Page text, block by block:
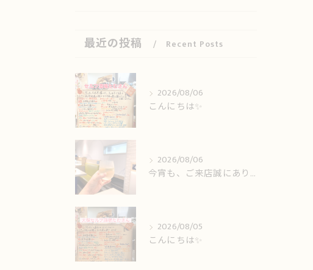
最近の投稿 Recent Posts
2026/08/06
こんにちは✨️
2026/08/06
今宵も、ご来店誠にありがとうございました🙏
2026/08/05
こんにちは✨️